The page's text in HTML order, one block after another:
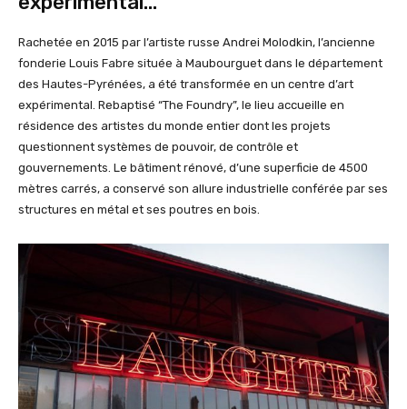
Rachetée en 2015 par l’artiste russe Andrei Molodkin, l’ancienne
fonderie Louis Fabre située à Maubourguet dans le département
des Hautes-Pyrénées, a été transformée en un centre d’art
expérimental. Rebaptisé “The Foundry”, le lieu accueille en
résidence des artistes du monde entier dont les projets
questionnent systèmes de pouvoir, de contrôle et
gouvernements. Le bâtiment rénové, d’une superficie de 4500
mètres carrés, a conservé son allure industrielle conférée par ses
structures en métal et ses poutres en bois.